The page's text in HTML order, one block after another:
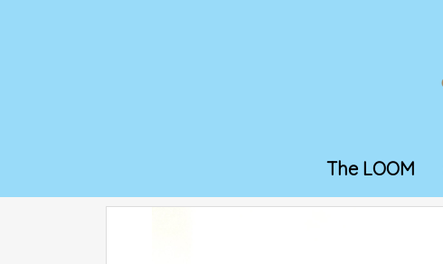
The LOOM